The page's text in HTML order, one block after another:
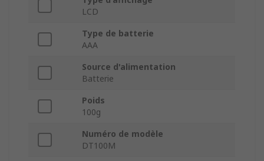
LCD
Type de batterie
AAA
Source d'alimentation
Batterie
Poids
100g
Numéro de modèle
DT100M